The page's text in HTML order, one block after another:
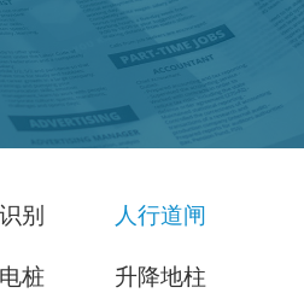
别 人行道闸
桩 升降地柱